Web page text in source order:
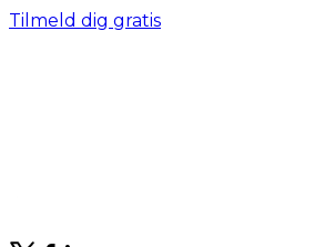
Tilmeld dig gratis